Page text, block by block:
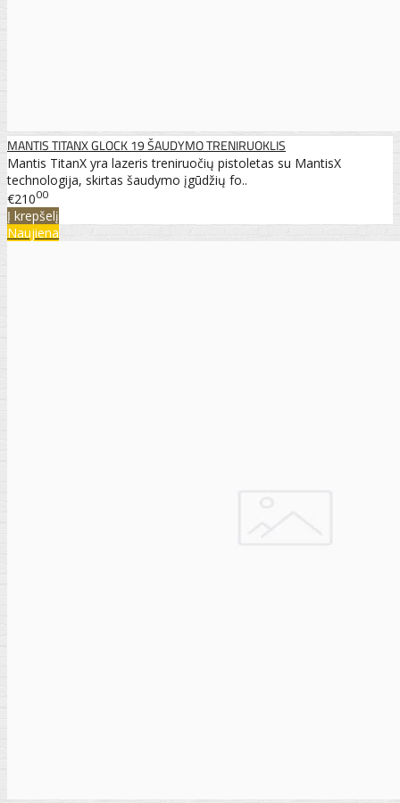
MANTIS TITANX GLOCK 19 ŠAUDYMO TRENIRUOKLIS
Mantis TitanX yra lazeris treniruočių pistoletas su MantisX
technologija, skirtas šaudymo įgūdžių fo..
€21000
Į krepšelį
Naujiena